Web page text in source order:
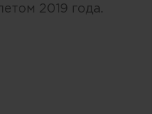
2019 года.